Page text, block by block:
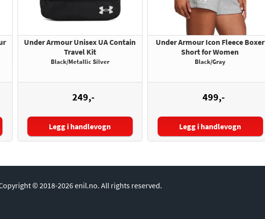
Under Armour Unisex UA Contain
Travel Kit
Black/Metallic Silver
249,-
Legg i handlevogn
Under Armour Icon Fleece Boxer
Short for Women
Black/Gray
499,-
Størrelse:
Legg i handlevogn
© 2018-2026 enil.no.All rights reserved.